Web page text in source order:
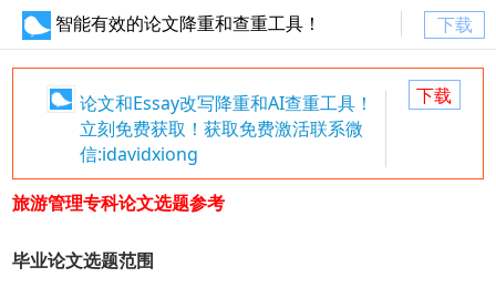
智能有效的论文降重和查重工具！ 下载
论文和Essay改写降重和AI查重工具！
立刻免费获取！获取免费激活联系微
信:idavidxiong
下载
旅游管理专科论文选题参考
毕业论文选题范围